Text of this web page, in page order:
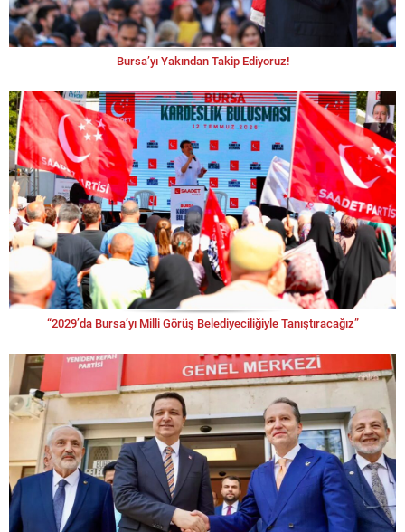
Bursa’yı Yakından Takip Ediyoruz!
“2029’da Bursa’yı Milli Görüş Belediyeciliğiyle Tanıştıracağız”